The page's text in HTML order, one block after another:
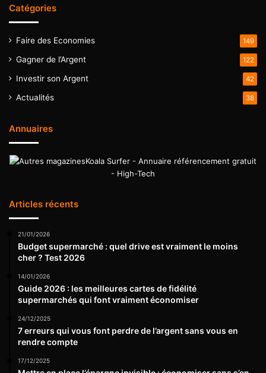
Catégories
Faire des Economies 149
Gagner de l’Argent 122
Investir son Argent 42
Actualités 38
Annuaires
Koala Surfer - Annuaire référencement gratuit
- High-Tech
Articles récents
21/01/2026
Budget supermarché : quel drive est vraiment le moins
cher ? Test 2026
14/01/2026
Guide 2026 : les meilleures cartes de fidélité
supermarchés qui font vraiment économiser
24/12/2025
7 erreurs qui vous font perdre de l’argent sans vous en
rendre compte
17/12/2025